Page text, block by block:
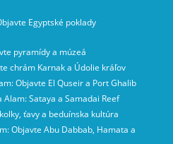
Egyptské poklady
pyramídy a múzeá
chrám Karnak a Údolie kráľov
Objavte El Quseir a Port Ghalib
Sataya a Samadai Reef
ťavy a beduínska kultúra
Objavte Abu Dabbab, Hamata a